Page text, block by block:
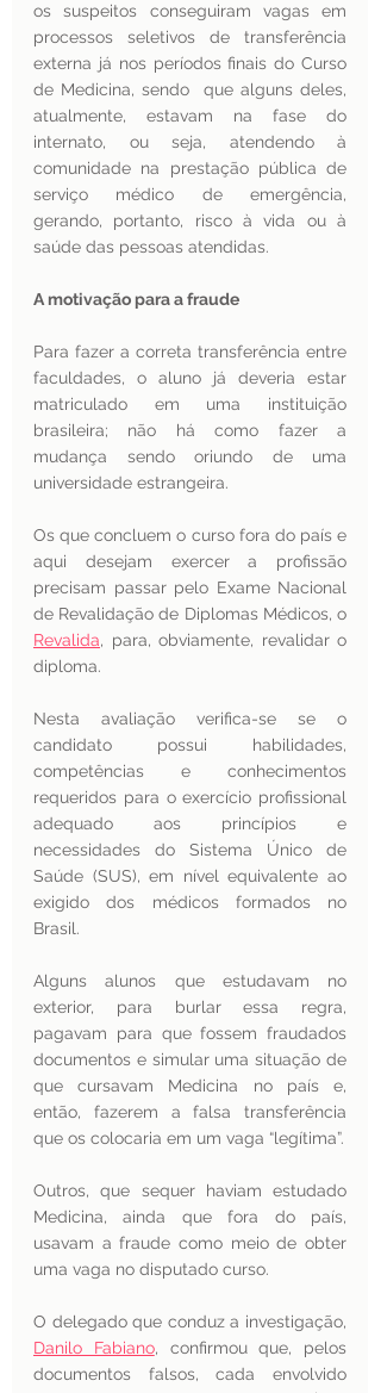
os suspeitos conseguiram vagas em
processos seletivos de transferência
externa já nos períodos finais do Curso
de Medicina, sendo  que alguns deles,
atualmente, estavam na fase do
internato, ou seja, atendendo à
comunidade na prestação pública de
serviço médico de emergência,
gerando, portanto, risco à vida ou à
saúde das pessoas atendidas.
A motivação para a fraude
Para fazer a correta transferência entre
faculdades, o aluno já deveria estar
matriculado em uma instituição
brasileira; não há como fazer a
mudança sendo oriundo de uma
universidade estrangeira.
Os que concluem o curso fora do país e
aqui desejam exercer a profissão
precisam passar pelo Exame Nacional
Revalida, para, obviamente, revalidar o
diploma.
Nesta avaliação verifica-se se o
candidato possui habilidades,
competências e conhecimentos
requeridos para o exercício profissional
adequado aos princípios e
necessidades do Sistema Único de
Saúde (SUS), em nível equivalente ao
exigido dos médicos formados no
Brasil.
Alguns alunos que estudavam no
exterior, para burlar essa regra,
pagavam para que fossem fraudados
documentos e simular uma situação de
que cursavam Medicina no país e,
então, fazerem a falsa transferência
Outros, que sequer haviam estudado
Medicina, ainda que fora do país,
usavam a fraude como meio de obter
uma vaga no disputado curso.
Danilo Fabiano, confirmou que, pelos
documentos falsos, cada envolvido